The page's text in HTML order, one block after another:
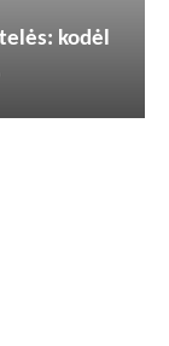
kodėl